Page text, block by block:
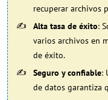
recuperar archivos
Alta tasa de éxito:
varios archivos en
de éxito.
Seguro y confiable:
de datos garantiza